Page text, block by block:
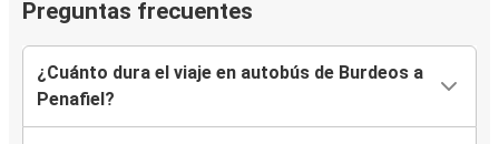
Preguntas frecuentes
¿Cuánto dura el viaje en autobús de Burdeos a
Penafiel?